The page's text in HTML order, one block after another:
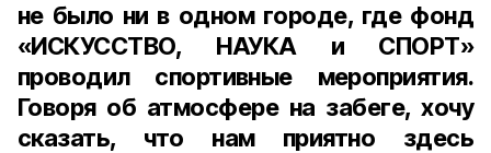
не было ни в одном городе, где фонд
«ИСКУССТВО, НАУКА и СПОРТ»
проводил спортивные мероприятия.
Говоря об атмосфере на забеге, хочу
сказать, что нам приятно здесь